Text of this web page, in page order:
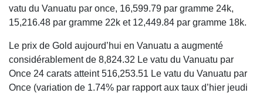
vatu du Vanuatu par once, 16,599.79 par gramme 24k,
15,216.48 par gramme 22k et 12,449.84 par gramme 18k.
Le prix de Gold aujourd’hui en Vanuatu a augmenté
considérablement de 8,824.32 Le vatu du Vanuatu par
Once 24 carats atteint 516,253.51 Le vatu du Vanuatu par
Once (variation de 1.74% par rapport aux taux d’hier jeudi